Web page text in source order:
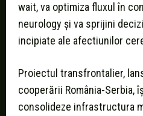
wait, va optimiza fluxul în
neurology și va sprijini
incipiate ale afectiunilor
Proiectul transfrontalier,
cooperării România-Serbia,
consolideze infrastructura